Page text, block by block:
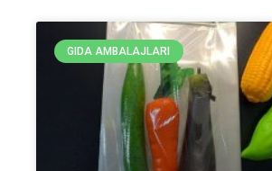
GIDA AMBALAJLARI